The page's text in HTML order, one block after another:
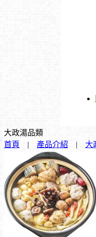
大政湯品類
首頁 | 產品介紹 | 大